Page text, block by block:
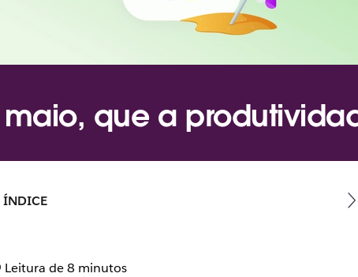
que a
ÍNDICE
Leitura de 8 minutos